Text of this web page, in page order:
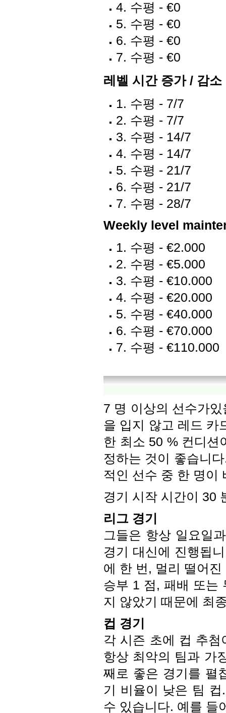
4. 수평 - €0
5. 수평 - €0
6. 수평 - €0
7. 수평 - €0
레벨 시간 증가 / 감소
1. 수평 - 7/7
2. 수평 - 7/7
3. 수평 - 14/7
4. 수평 - 14/7
5. 수평 - 21/7
6. 수평 - 21/7
7. 수평 - 28/7
Weekly level
1. 수평 - €2.000
2. 수평 - €5.000
3. 수평 - €10.000
4. 수평 - €20.000
5. 수평 - €40.000
6. 수평 - €70.000
7. 수평 - €110.000
7 명 이상의 선수가
을 입지 않고 레드 카
한 최소 50 % 컨디션
정하는 것이 좋습니
적인 선수 중 한 명이
경기 시작 시간이 30
리그 경기
그들은 항상 일요일
경기 대신에 진행됩
에 한 번, 멀리 떨어
승부 1 점, 패배 또는
지 않았기 때문에 최
컵 경기
각 시즌 초에 컵 추
항상 최악의 팀과 가
째로 좋은 경기를 펼
기 비율이 낮은 팀
수 있습니다. 예를 들